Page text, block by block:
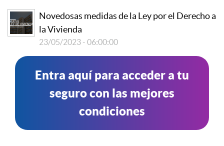
Novedosas medidas de la Ley por el Derecho a
la Vivienda
23/05/2023 - 06:00:00
Entra aquí para acceder a tu
seguro con las mejores
condiciones